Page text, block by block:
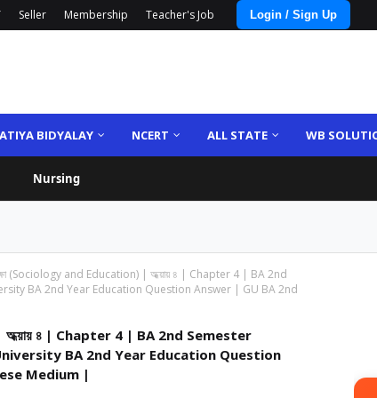
Seller Membership Teacher's Job Login / Sign Up
BIDYALAY NCERT ALL STATE WB
Nursing
(Sociology and Education) | অধ্য়ায় ৪ | Chapter 4 | BA 2nd
BA 2nd Year Education Question Answer | GU BA 2nd
| অধ্য়ায় ৪ | Chapter 4 | BA 2nd Semester
BA 2nd Year Education Question
Medium |